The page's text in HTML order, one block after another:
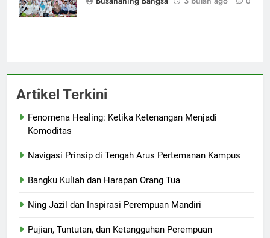
Artikel Terkini
Fenomena Healing: Ketika Ketenangan Menjadi
Komoditas
Navigasi Prinsip di Tengah Arus Pertemanan Kampus
Bangku Kuliah dan Harapan Orang Tua
Ning Jazil dan Inspirasi Perempuan Mandiri
Pujian, Tuntutan, dan Ketangguhan Perempuan